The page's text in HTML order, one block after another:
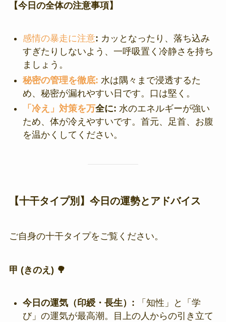
【今日の全体の注意事項】
感情の暴走に注意: カッとなったり、落ち込み
すぎたりしないよう、一呼吸置く冷静さを持ち
ましょう。
秘密の管理を徹底: 水は隅々まで浸透するた
め、秘密が漏れやすい日です。口は堅く。
「冷え」対策を万全に: 水のエネルギーが強い
ため、体が冷えやすいです。首元、足首、お腹
を温かくしてください。
【十干タイプ別】今日の運勢とアドバイス
ご自身の十干タイプをご覧ください。
甲 (きのえ) 🌳
今日の運気（印綬・長生）: 「知性」と「学
び」の運気が最高潮。目上の人からの引き立て